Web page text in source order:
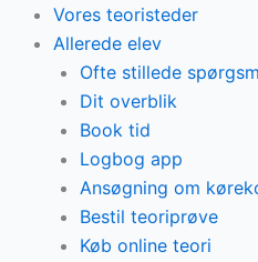
Vores teoristeder
Allerede elev
Ofte stillede
Dit overblik
Book tid
Logbog app
Ansøgning om
Bestil teoriprøve
Køb online teori